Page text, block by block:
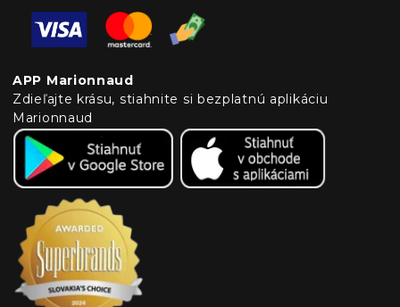
APP Marionnaud
Zdieľajte krásu, stiahnite si bezplatnú aplikáciu
Marionnaud